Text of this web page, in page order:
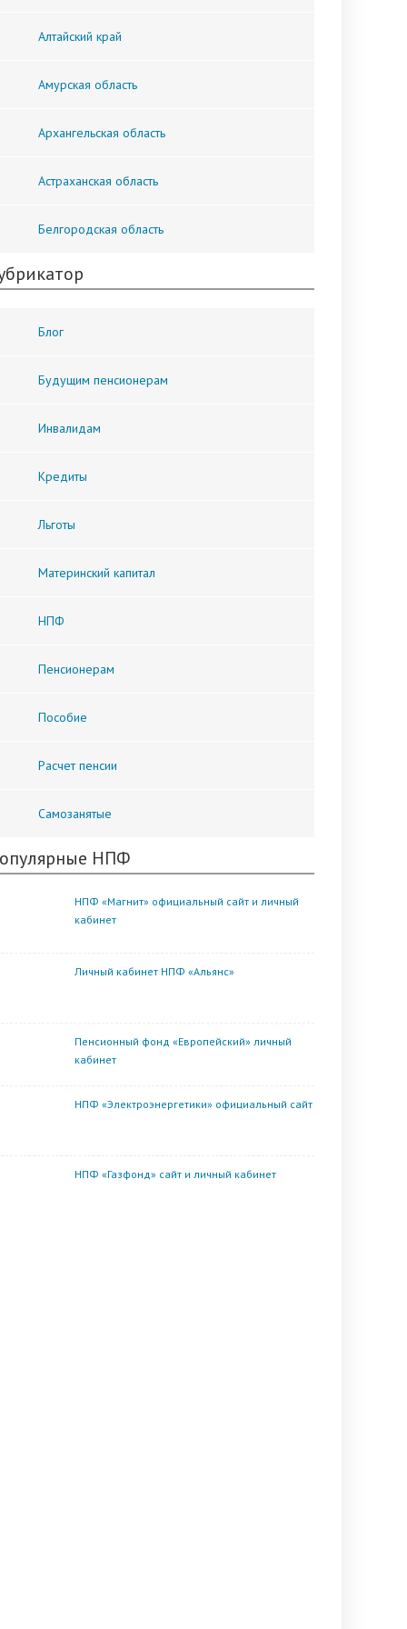
Алтайский край
Амурская область
Архангельская область
Астраханская область
Белгородская область
Блог
Будущим пенсионерам
Инвалидам
Кредиты
Льготы
Материнский капитал
НПФ
Пенсионерам
Пособие
Расчет пенсии
Самозанятые
НПФ
НПФ «Магнит» официальный сайт и личный
кабинет
Личный кабинет НПФ «Альянс»
Пенсионный фонд «Европейский» личный
кабинет
НПФ «Электроэнергетики» официальный сайт
НПФ «Газфонд» сайт и личный кабинет